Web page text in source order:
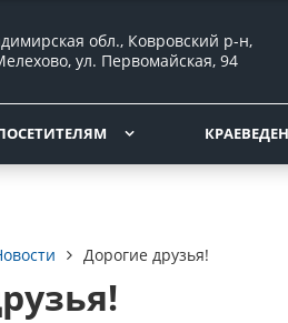
обл., Ковровский р-н,
ул. Первомайская, 94
Дорогие друзья!